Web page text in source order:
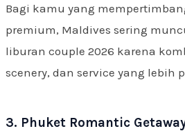
Bagi kamu yang
premium, Maldives sering
liburan couple 2026 karena
scenery, dan service yang lebih
3. Phuket Romantic